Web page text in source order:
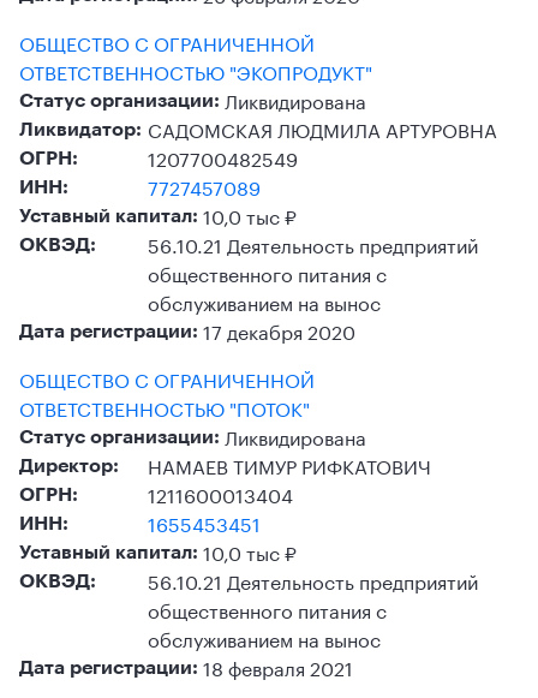
ОБЩЕСТВО С ОГРАНИЧЕННОЙ
ОТВЕТСТВЕННОСТЬЮ "ЭКОПРОДУКТ"
Статус организации: Ликвидирована
Ликвидатор: САДОМСКАЯ ЛЮДМИЛА АРТУРОВНА
ОГРН: 1207700482549
ИНН: 7727457089
Уставный капитал: 10,0 тыс ₽
ОКВЭД:
56.10.21 Деятельность предприятий
общественного питания с
обслуживанием на вынос
Дата регистрации: 17 декабря 2020
ОБЩЕСТВО С ОГРАНИЧЕННОЙ
ОТВЕТСТВЕННОСТЬЮ "ПОТОК"
Статус организации: Ликвидирована
Директор: НАМАЕВ ТИМУР РИФКАТОВИЧ
ОГРН: 1211600013404
ИНН: 1655453451
Уставный капитал: 10,0 тыс ₽
ОКВЭД:
56.10.21 Деятельность предприятий
общественного питания с
обслуживанием на вынос
Дата регистрации: 18 февраля 2021